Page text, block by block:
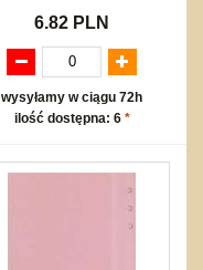
6.82 PLN
wysyłamy w ciągu 72h
ilość dostępna: 6 *